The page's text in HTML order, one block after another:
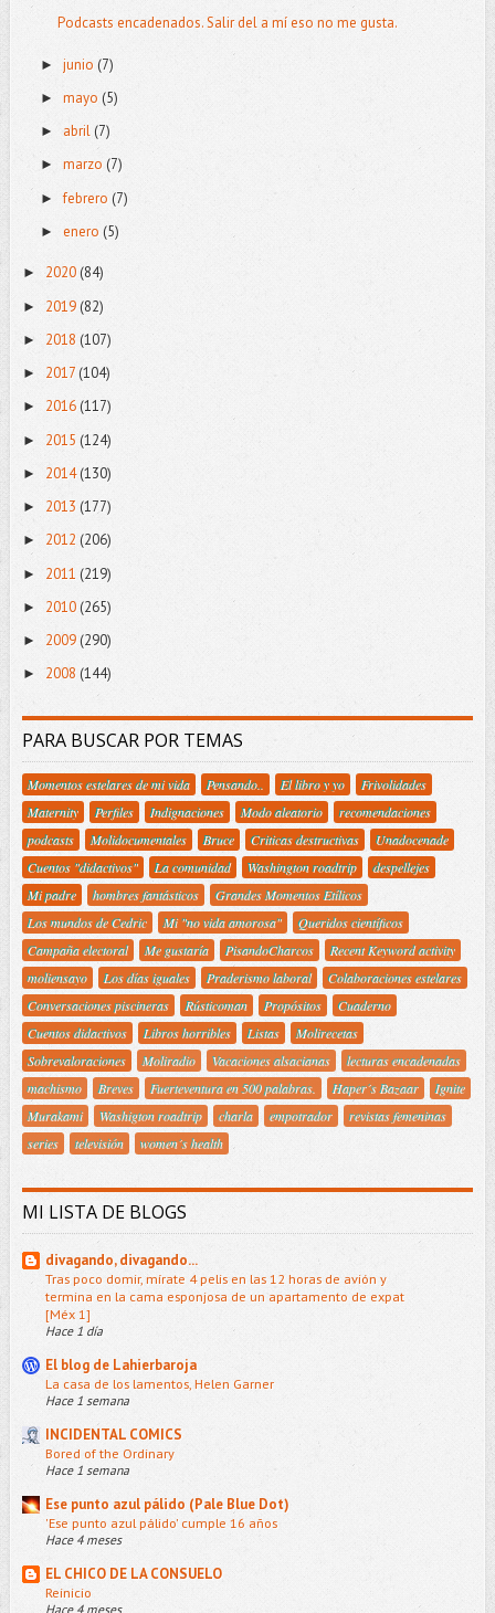
Podcasts encadenados. Salir del a mí eso no me gusta.
► junio (7)
► mayo (5)
► abril(7)
► marzo (7)
►febrero (7)
► enero (5)
► 2020 (84)
► 2019(82)
► 2018 (107)
► 2017 (104)
► 2016(117)
► 2015 (124)
► 2014(130)
► 2013 (177)
► 2012 (206)
► 2011 (219)
► 2010 (265)
► 2009(290)
► 2008 (144)
PARA BUSCAR POR TEMAS
Momentos estelares de mi vida Pensando.. El libro y yo
Frivolidades
Maternity
Perfiles Indignaciones Modo aleatorio
recomendaciones
podcasts
Molidocumentales Bruce Criticas destructivas
Unadocenade
Cuentos "didactivos"
La comunidad Washington roadtrip
despellejes
Mi padre
hombres fantásticos
Grandes Momentos Etílicos
Los mundos de Cedric
Mi "no vida amorosa"
Queridos científicos
Campaña electoral
Me gustaría PisandoCharcos
Recent Keyword activity
moliensayo
Los días iguales Praderismo laboral
Colaboraciones estelares
Conversaciones piscineras
Rústicoman Propósitos
Cuaderno
Cuentos didactivos
Libros horribles Listas
Molirecetas
Sobrevaloraciones
Moliradio Vacaciones alsacianas
lecturas encadenadas
machismo
Breves Fuerteventura en 500 palabras. Haper´s Bazaar
Ignite
Murakami
Washigton roadtrip charla empotrador
revistas femeninas
series
televisión women´s health
MI LISTA DE BLOGS
divagando, divagando...
Tras poco domir, mírate 4 pelis en las 12 horas de avión y
termina en la cama esponjosa de un apartamento de expat
[Méx 1]
Hace 1 día
El blog de Lahierbaroja
La casa de los lamentos, Helen Garner
Hace 1 semana
INCIDENTAL COMICS
Bored of the Ordinary
Hace 1 semana
Ese punto azul pálido (Pale Blue Dot)
'Ese punto azul pálido' cumple 16 años
Hace 4 meses
EL CHICO DE LA CONSUELO
Reinicio
Hace 4 meses